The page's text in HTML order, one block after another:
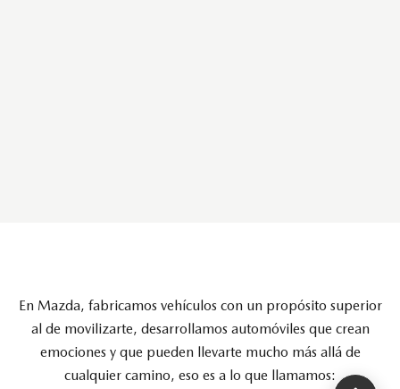
En Mazda, fabricamos vehículos con un propósito superior
al de movilizarte, desarrollamos automóviles que crean
emociones y que pueden llevarte mucho más allá de
cualquier camino, eso es a lo que llamamos: